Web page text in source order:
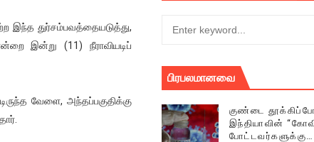
தண்டனை
இந்த துர்சம்பவத்தையடுத்து,
இன்று (11) நீராவியடிப்
வேளை, அந்தப்பகுதிக்கு
பிரபலமானவை
குண்டை
இந்தியாவின்